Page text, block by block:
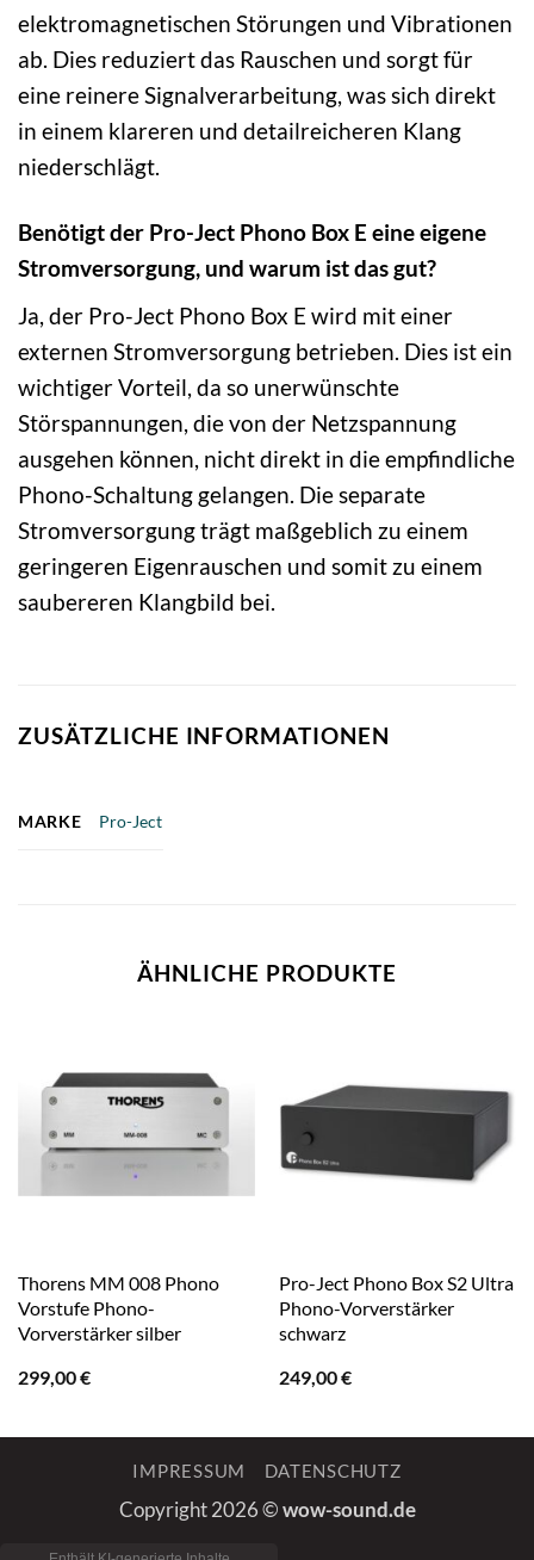
elektromagnetischen Störungen und Vibrationen
ab. Dies reduziert das Rauschen und sorgt für
eine reinere Signalverarbeitung, was sich direkt
in einem klareren und detailreicheren Klang
niederschlägt.
Benötigt der Pro-Ject Phono Box E eine eigene
Stromversorgung, und warum ist das gut?
Ja, der Pro-Ject Phono Box E wird mit einer
externen Stromversorgung betrieben. Dies ist ein
wichtiger Vorteil, da so unerwünschte
Störspannungen, die von der Netzspannung
ausgehen können, nicht direkt in die empfindliche
Phono-Schaltung gelangen. Die separate
Stromversorgung trägt maßgeblich zu einem
geringeren Eigenrauschen und somit zu einem
saubereren Klangbild bei.
ZUSÄTZLICHE INFORMATIONEN
MARKE Pro-Ject
ÄHNLICHE PRODUKTE
Thorens MM 008 Phono
Vorstufe Phono-
Vorverstärker silber
299,00€
Pro-Ject Phono Box S2 Ultra
Phono-Vorverstärker
schwarz
249,00€
IMPRESSUM DATENSCHUTZ
Copyright 2026 ©wow-sound.de